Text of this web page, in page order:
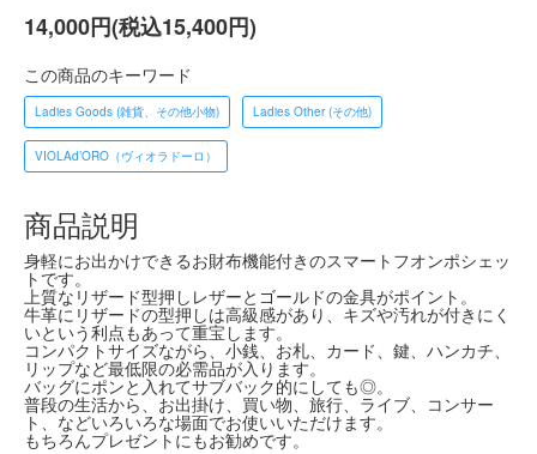
14,000円(税込15,400円)
この商品のキーワード
Ladies Goods (雑貨、その他小物) Ladies Other (その他)
VIOLAd’ORO（ヴィオラドーロ）
商品説明
身軽にお出かけできるお財布機能付きのスマートフオンポシェッ
トです。
上質なリザード型押しレザーとゴールドの金具がポイント。
牛革にリザードの型押しは高級感があり、キズや汚れが付きにく
いという利点もあって重宝します。
コンパクトサイズながら、小銭、お札、カード、鍵、ハンカチ、
リップなど最低限の必需品が入ります。
バッグにポンと入れてサブバック的にしても◎。
普段の生活から、お出掛け、買い物、旅行、ライブ、コンサー
ト、などいろいろな場面でお使いいただけます。
もちろんプレゼントにもお勧めです。